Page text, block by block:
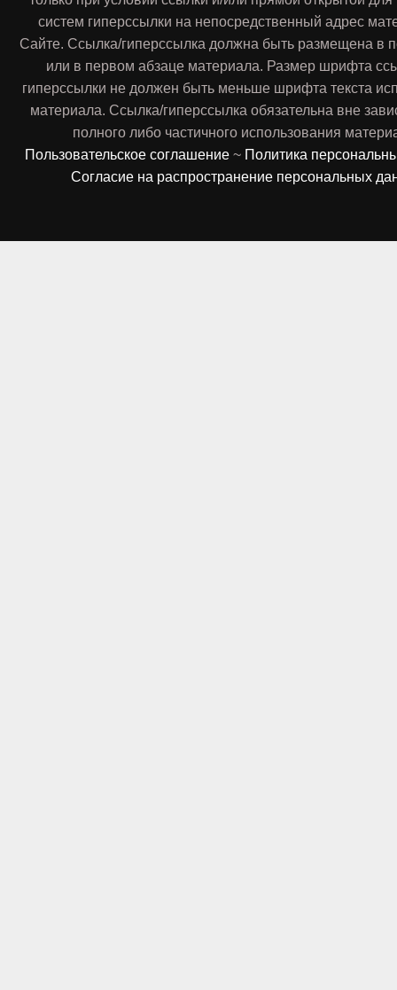
систем гиперссылки на непосредственный адрес
Сайте. Ссылка/гиперссылка должна быть размещена в
или в первом абзаце материала. Размер шрифта
гиперссылки не должен быть меньше шрифта текста
материала. Ссылка/гиперссылка обязательна вне
полного либо частичного использования
Пользовательское соглашение ~ Политика
Согласие на распространение персональных